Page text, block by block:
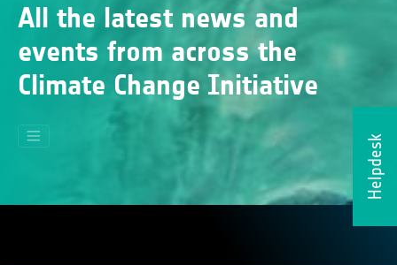
Helpdesk
All the latest news and
events from across the
Climate Change Initiative